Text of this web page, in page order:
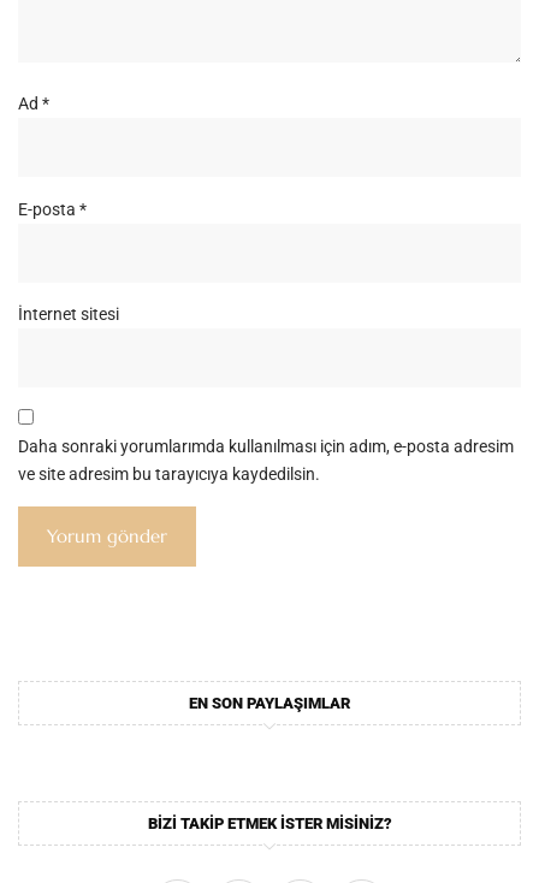
Ad *
E-posta *
İnternet sitesi
Daha sonraki yorumlarımda kullanılması için adım, e-posta adresim
ve site adresim bu tarayıcıya kaydedilsin.
EN SON PAYLAŞIMLAR
BIZI TAKIP ETMEK ISTER MISINIZ?